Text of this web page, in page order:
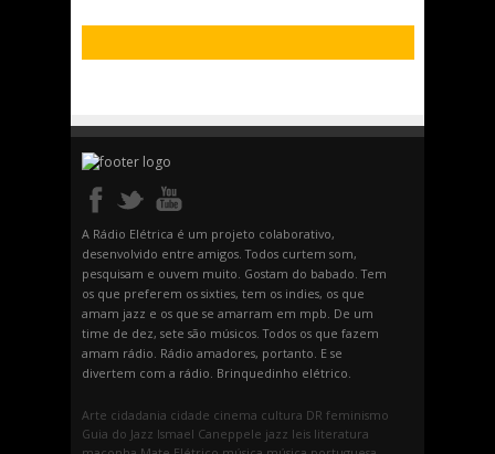
A Rádio Elétrica é um projeto colaborativo,
desenvolvido entre amigos. Todos curtem som,
pesquisam e ouvem muito. Gostam do babado. Tem
os que preferem os sixties, tem os indies, os que
amam jazz e os que se amarram em mpb. De um
time de dez, sete são músicos. Todos os que fazem
amam rádio. Rádio amadores, portanto. E se
divertem com a rádio. Brinquedinho elétrico.
Arte cidadania cidade cinema cultura DR feminismo
Guia do Jazz Ismael Caneppele jazz leis literatura